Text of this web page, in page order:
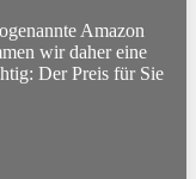
Amazon
wir daher eine
Der Preis für Sie